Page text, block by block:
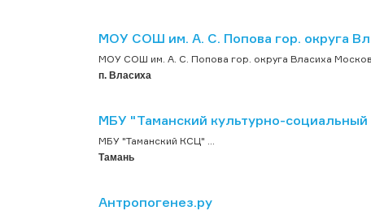
МОУ СОШ им. А. С. Попова гор. округа
МОУ СОШ им. А. С. Попова гор. округа Власиха
п. Власиха
МБУ "Таманский культурно-социальный
МБУ "Таманский КСЦ" ...
Тамань
Антропогенез.ру